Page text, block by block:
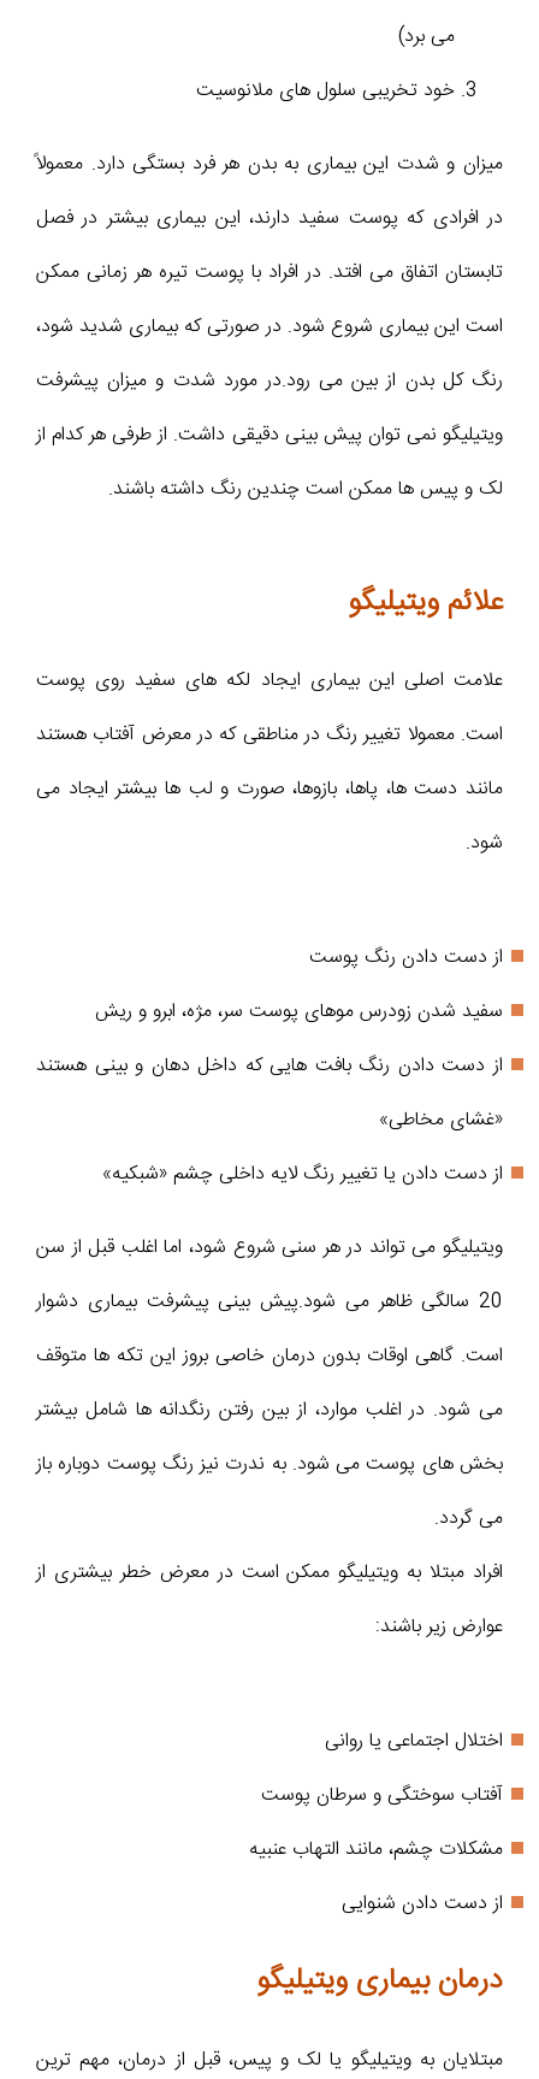
می برد)
خود تخریبی سلول های ملانوسیت
میزان و شدت این بیماری به بدن هر فرد بستگی دارد. معمولاً
در افرادی که پوست سفید دارند، این بیماری بیشتر در فصل
تابستان اتفاق می افتد. در افراد با پوست تیره هر زمانی ممکن
است این بیماری شروع شود. در صورتی که بیماری شدید شود،
رنگ کل بدن از بین می رود.در مورد شدت و میزان پیشرفت
ویتیلیگو نمی توان پیش بینی دقیقی داشت. از طرفی هر کدام از
لک و پیس ها ممکن است چندین رنگ داشته باشند.
علائم ویتیلیگو
علامت اصلی این بیماری ایجاد لکه های سفید روی پوست
است. معمولا تغییر رنگ در مناطقی که در معرض آفتاب هستند
مانند دست ها، پاها، بازوها، صورت و لب ها بیشتر ایجاد می
شود.
از دست دادن رنگ پوست
سفید شدن زودرس موهای پوست سر، مژه، ابرو و ریش
از دست دادن رنگ بافت هایی که داخل دهان و بینی هستند
«غشای مخاطی»
از دست دادن یا تغییر رنگ لایه داخلی چشم «شبکیه»
ویتیلیگو می تواند در هر سنی شروع شود، اما اغلب قبل از سن
20 سالگی ظاهر می شود.پیش بینی پیشرفت بیماری دشوار
است. گاهی اوقات بدون درمان خاصی بروز این تکه ها متوقف
می شود. در اغلب موارد، از بین رفتن رنگدانه ها شامل بیشتر
بخش های پوست می شود. به ندرت نیز رنگ پوست دوباره باز
می گردد.
افراد مبتلا به ویتیلیگو ممکن است در معرض خطر بیشتری از
عوارض زیر باشند:
اختلال اجتماعی یا روانی
آفتاب سوختگی و سرطان پوست
مشکلات چشم، مانند التهاب عنبیه
از دست دادن شنوایی
درمان بیماری ویتیلیگو
مبتلایان به ویتیلیگو یا لک و پیس، قبل از درمان، مهم ترین